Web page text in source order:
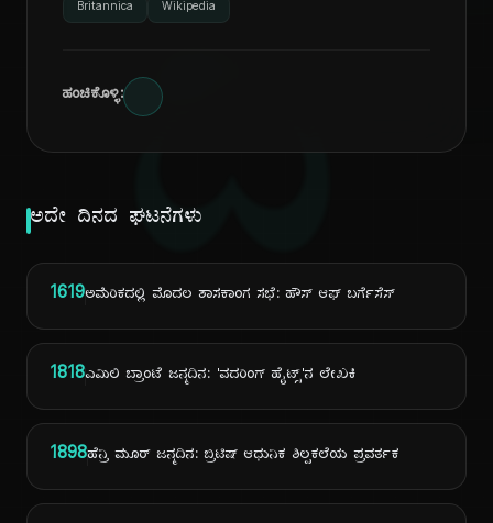
ದಿ
Britannica Wikipedia
ಹಂಚಿಕೊಳ್ಳಿ:
ಅದೇ ದಿನದ ಘಟನೆಗಳು
1619ಅಮೆರಿಕದಲ್ಲಿ ಮೊದಲ ಶಾಸಕಾಂಗ ಸಭೆ: ಹೌಸ್ ಆಫ್ ಬರ್ಗೆಸೆಸ್
1818ಎಮಿಲಿ ಬ್ರಾಂಟೆ ಜನ್ಮದಿನ: 'ವದರಿಂಗ್ ಹೈಟ್ಸ್'ನ ಲೇಖಕಿ
1898ಹೆನ್ರಿ ಮೂರ್ ಜನ್ಮದಿನ: ಬ್ರಿಟಿಷ್ ಆಧುನಿಕ ಶಿಲ್ಪಕಲೆಯ ಪ್ರವರ್ತಕ